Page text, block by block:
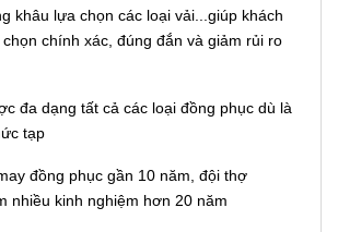
khâu lựa chọn các loại vải...giúp khách
chính xác, đúng đắn và giảm rủi ro
đa dạng tất cả các loại đồng phục dù là
tạp
đồng phục gần 10 năm, đội thợ
nhiều kinh nghiệm hơn 20 năm